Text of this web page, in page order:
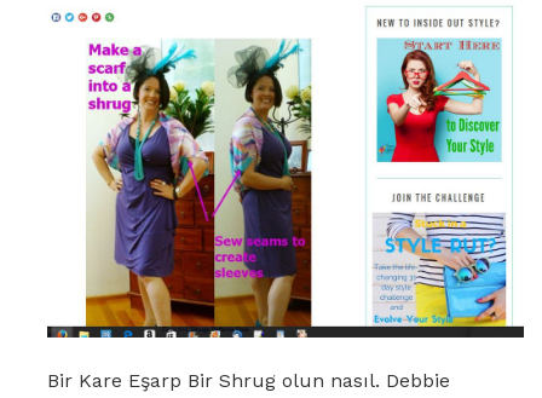
Bir Kare Eşarp Bir Shrug olun nasıl. Debbie